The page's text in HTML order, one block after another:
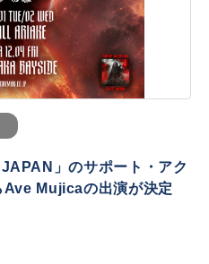
」のサポート・アク
Ave Mujicaの出演が決定